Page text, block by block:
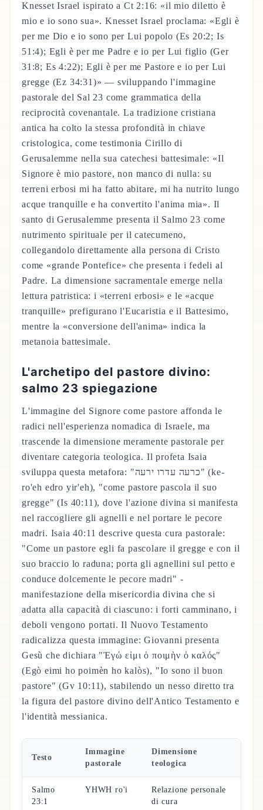
Knesset Israel ispirato a Ct 2:16: «il mio diletto è
mio e io sono sua». Knesset Israel proclama: «Egli è
per me Dio e io sono per Lui popolo (Es 20:2; Is
51:4); Egli è per me Padre e io per Lui figlio (Ger
31:8; Es 4:22); Egli è per me Pastore e io per Lui
gregge (Ez 34:31)» — sviluppando l'immagine
pastorale del Sal 23 come grammatica della
reciprocità covenantale. La tradizione cristiana
antica ha colto la stessa profondità in chiave
cristologica, come testimonia Cirillo di
Gerusalemme nella sua catechesi battesimale: «Il
Signore è mio pastore, non manco di nulla: su
terreni erbosi mi ha fatto abitare, mi ha nutrito lungo
acque tranquille e ha convertito l'anima mia». Il
santo di Gerusalemme presenta il Salmo 23 come
nutrimento spirituale per il catecumeno,
collegandolo direttamente alla persona di Cristo
come «grande Pontefice» che presenta i fedeli al
Padre. La dimensione sacramentale emerge nella
lettura patristica: i «terreni erbosi» e le «acque
tranquille» prefigurano l'Eucaristia e il Battesimo,
mentre la «conversione dell'anima» indica la
metanoia battesimale.
L'archetipo del pastore divino:
salmo 23 spiegazione
L'immagine del Signore come pastore affonda le
radici nell'esperienza nomadica di Israele, ma
trascende la dimensione meramente pastorale per
diventare categoria teologica. Il profeta Isaia
sviluppa questa metafora: "כרעה עדרו ירעה" (ke-
ro'eh edro yir'eh), "come pastore pascola il suo
gregge" (Is 40:11), dove l'azione divina si manifesta
nel raccogliere gli agnelli e nel portare le pecore
madri. Isaia 40:11 descrive questa cura pastorale:
"Come un pastore egli fa pascolare il gregge e con il
suo braccio lo raduna; porta gli agnellini sul petto e
conduce dolcemente le pecore madri" -
manifestazione della misericordia divina che si
adatta alla capacità di ciascuno: i forti camminano, i
deboli vengono portati. Il Nuovo Testamento
radicalizza questa immagine: Giovanni presenta
Gesù che dichiara "Ἐγώ εἰμι ὁ ποιμὴν ὁ καλός"
(Egò eimi ho poimèn ho kalòs), "Io sono il buon
pastore" (Gv 10:11), stabilendo un nesso diretto tra
la figura del pastore divino dell'Antico Testamento e
l'identità messianica.
Testo
Immagine
pastorale
Dimensione
teologica
Salmo
23:1
YHWH ro'i
Relazione personale
di cura